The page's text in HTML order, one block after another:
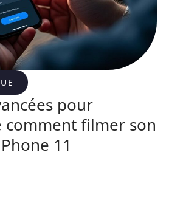
pour
comment filmer son
11